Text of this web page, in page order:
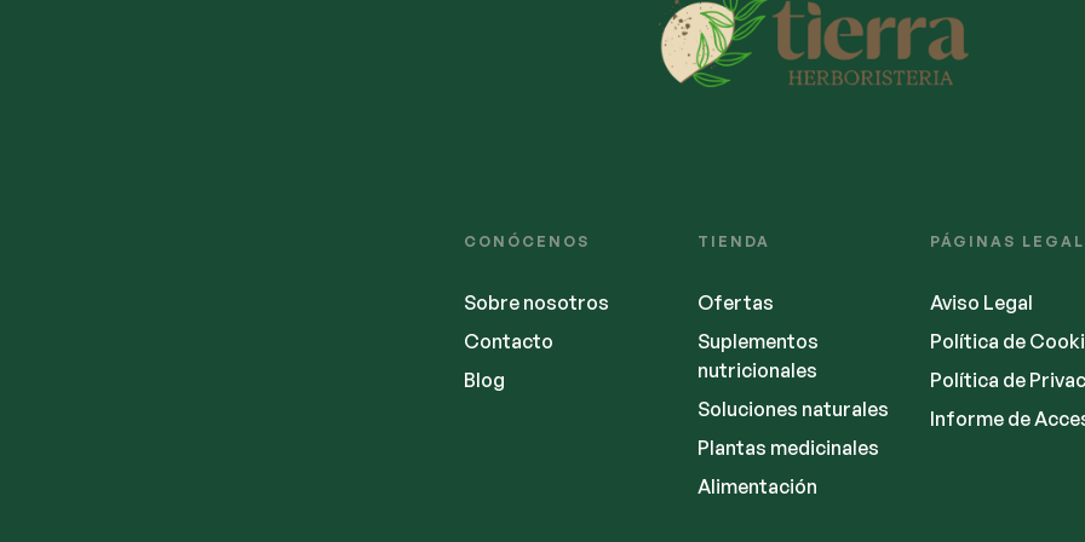
CONÓCENOS
Sobre nosotros
Contacto
Blog
TIENDA
Ofertas
Suplementos
nutricionales
Soluciones naturales
Plantas medicinales
Alimentación
PÁGINAS
Aviso Legal
Política de
Política de
Informe de